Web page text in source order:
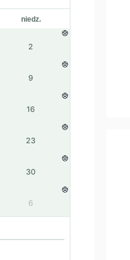
niedz.
2
9
16
23
30
6